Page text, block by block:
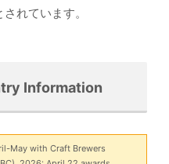
れています。
Information
May with Craft Brewers